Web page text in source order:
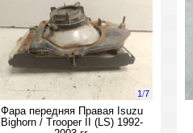
1/7
Фара передняя Правая Isuzu
Bighorn / Trooper II (LS) 1992-